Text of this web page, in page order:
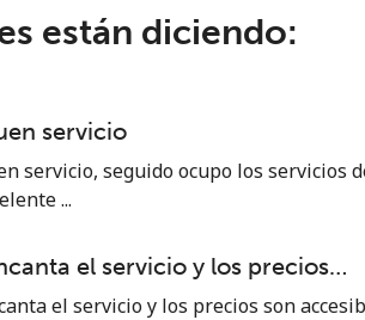
tu contraseña? →
están diciendo:
servicio
servicio, seguido ocupo los servicios
...
el servicio y los precios…
el servicio y los precios son